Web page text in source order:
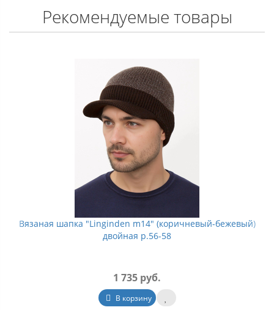
Рекомендуемые товары
Вязаная шапка "Linginden m14" (коричневый-бежевый)
двойная р.56-58
1 735 руб.
В корзину